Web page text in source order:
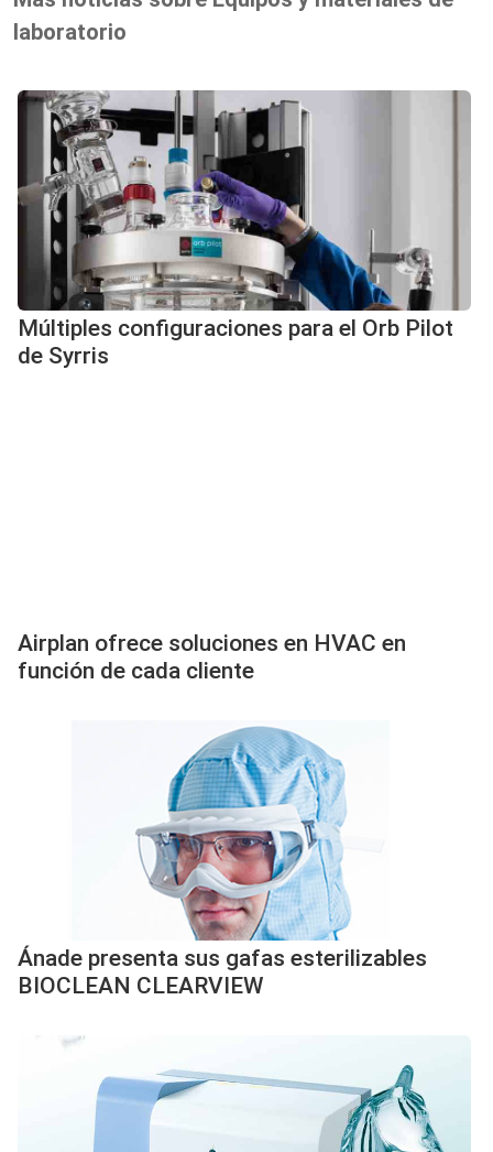
laboratorio
Múltiples configuraciones para el Orb Pilot
de Syrris
Airplan ofrece soluciones en HVAC en
función de cada cliente
Ánade presenta sus gafas esterilizables
BIOCLEAN CLEARVIEW